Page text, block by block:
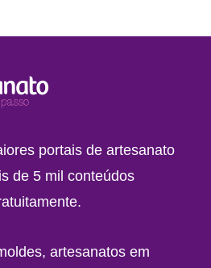
portais de artesanato
de 5 mil conteúdos
artesanatos em